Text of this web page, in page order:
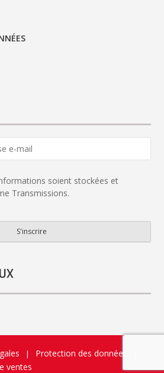
soient stockées et
Transmissions.
S'inscrire
| Protection des données
ventes